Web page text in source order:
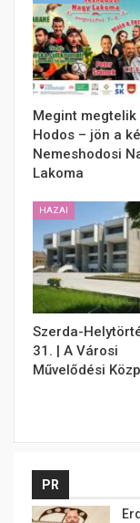
Megint
Hodos – jön a
Nemeshodosi
Lakoma
HAZAI
Szerda-
31. | A Városi
Művelődési
PR